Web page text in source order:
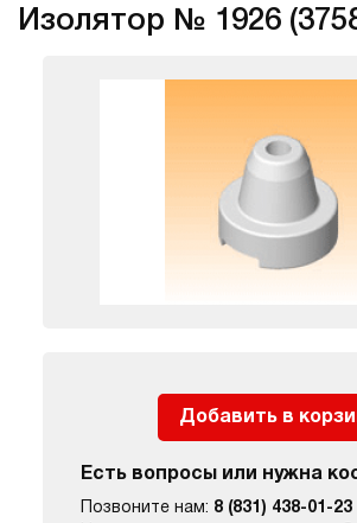
Изолятор № 1926
Добавить в
Есть вопросы или нужна
Позвоните нам: 8 (831) 438-01-23